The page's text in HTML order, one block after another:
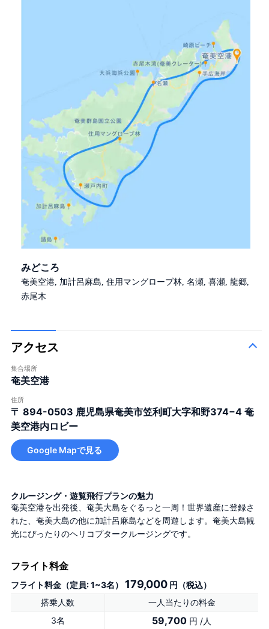
みどころ
奄美空港, 加計呂麻島, 住用マングローブ林, 名瀬, 喜瀬, 龍郷,
赤尾木
アクセス
集合場所
奄美空港
住所
〒 894-0503 鹿児島県奄美市笠利町大字和野374−4 奄
美空港内ロビー
Google Mapで見る
クルージング・遊覧飛行プランの魅力
奄美空港を出発後、奄美大島をぐるっと一周！世界遺産に登録さ
れた、奄美大島の他に加計呂麻島などを周遊します。奄美大島観
光にぴったりのヘリコプタークルージングです。
フライト料金
フライト料金（定員: 1~3名） 179,000 円（税込）
搭乗人数
一人当たりの料金
3名
59,700 円 /人